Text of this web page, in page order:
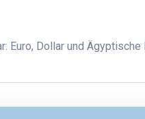
Euro, Dollar und Ägyptische